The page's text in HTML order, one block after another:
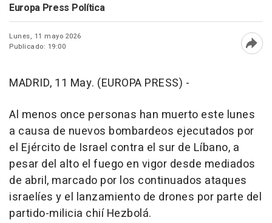
Europa Press Política
Lunes, 11 mayo 2026
Publicado: 19:00
MADRID, 11 May. (EUROPA PRESS) -
Al menos once personas han muerto este lunes
a causa de nuevos bombardeos ejecutados por
el Ejército de Israel contra el sur de Líbano, a
pesar del alto el fuego en vigor desde mediados
de abril, marcado por los continuados ataques
israelíes y el lanzamiento de drones por parte del
partido-milicia chií Hezbolá.